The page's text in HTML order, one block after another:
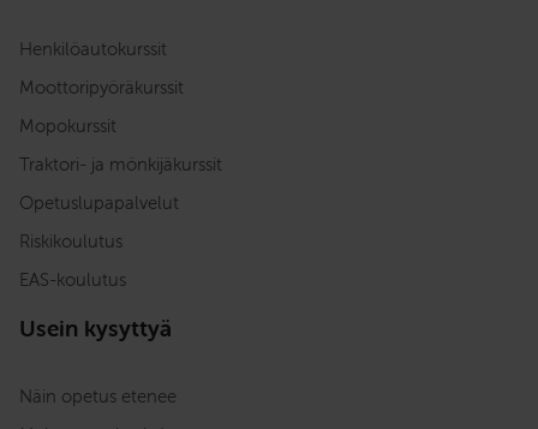
Henkilöautokurssit
Moottoripyöräkurssit
Mopokurssit
Traktori- ja mönkijäkurssit
Opetuslupapalvelut
Riskikoulutus
EAS-koulutus
Usein kysyttyä
Näin opetus etenee